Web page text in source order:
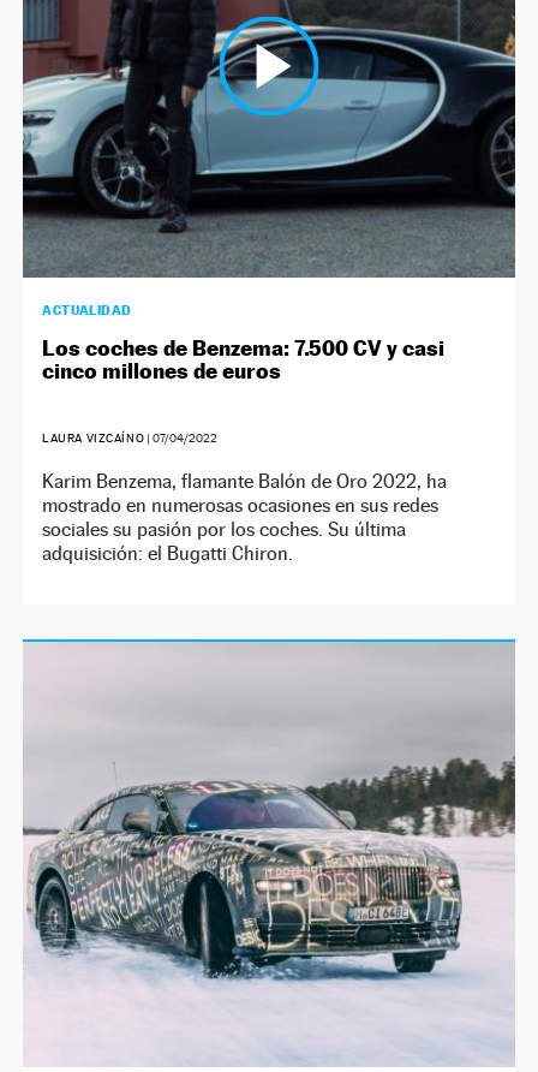
ACTUALIDAD
Los coches de Benzema: 7.500 CV y casi
cinco millones de euros
LAURA VIZCAÍNO |07/04/2022
Karim Benzema, flamante Balón de Oro 2022, ha
mostrado en numerosas ocasiones en sus redes
sociales su pasión por los coches. Su última
adquisición: el Bugatti Chiron.